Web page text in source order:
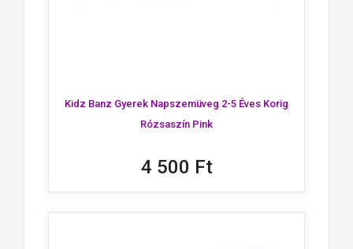
Kidz Banz Gyerek Napszemüveg 2-5 Éves Korig
Rózsaszín Pink
4 500 Ft